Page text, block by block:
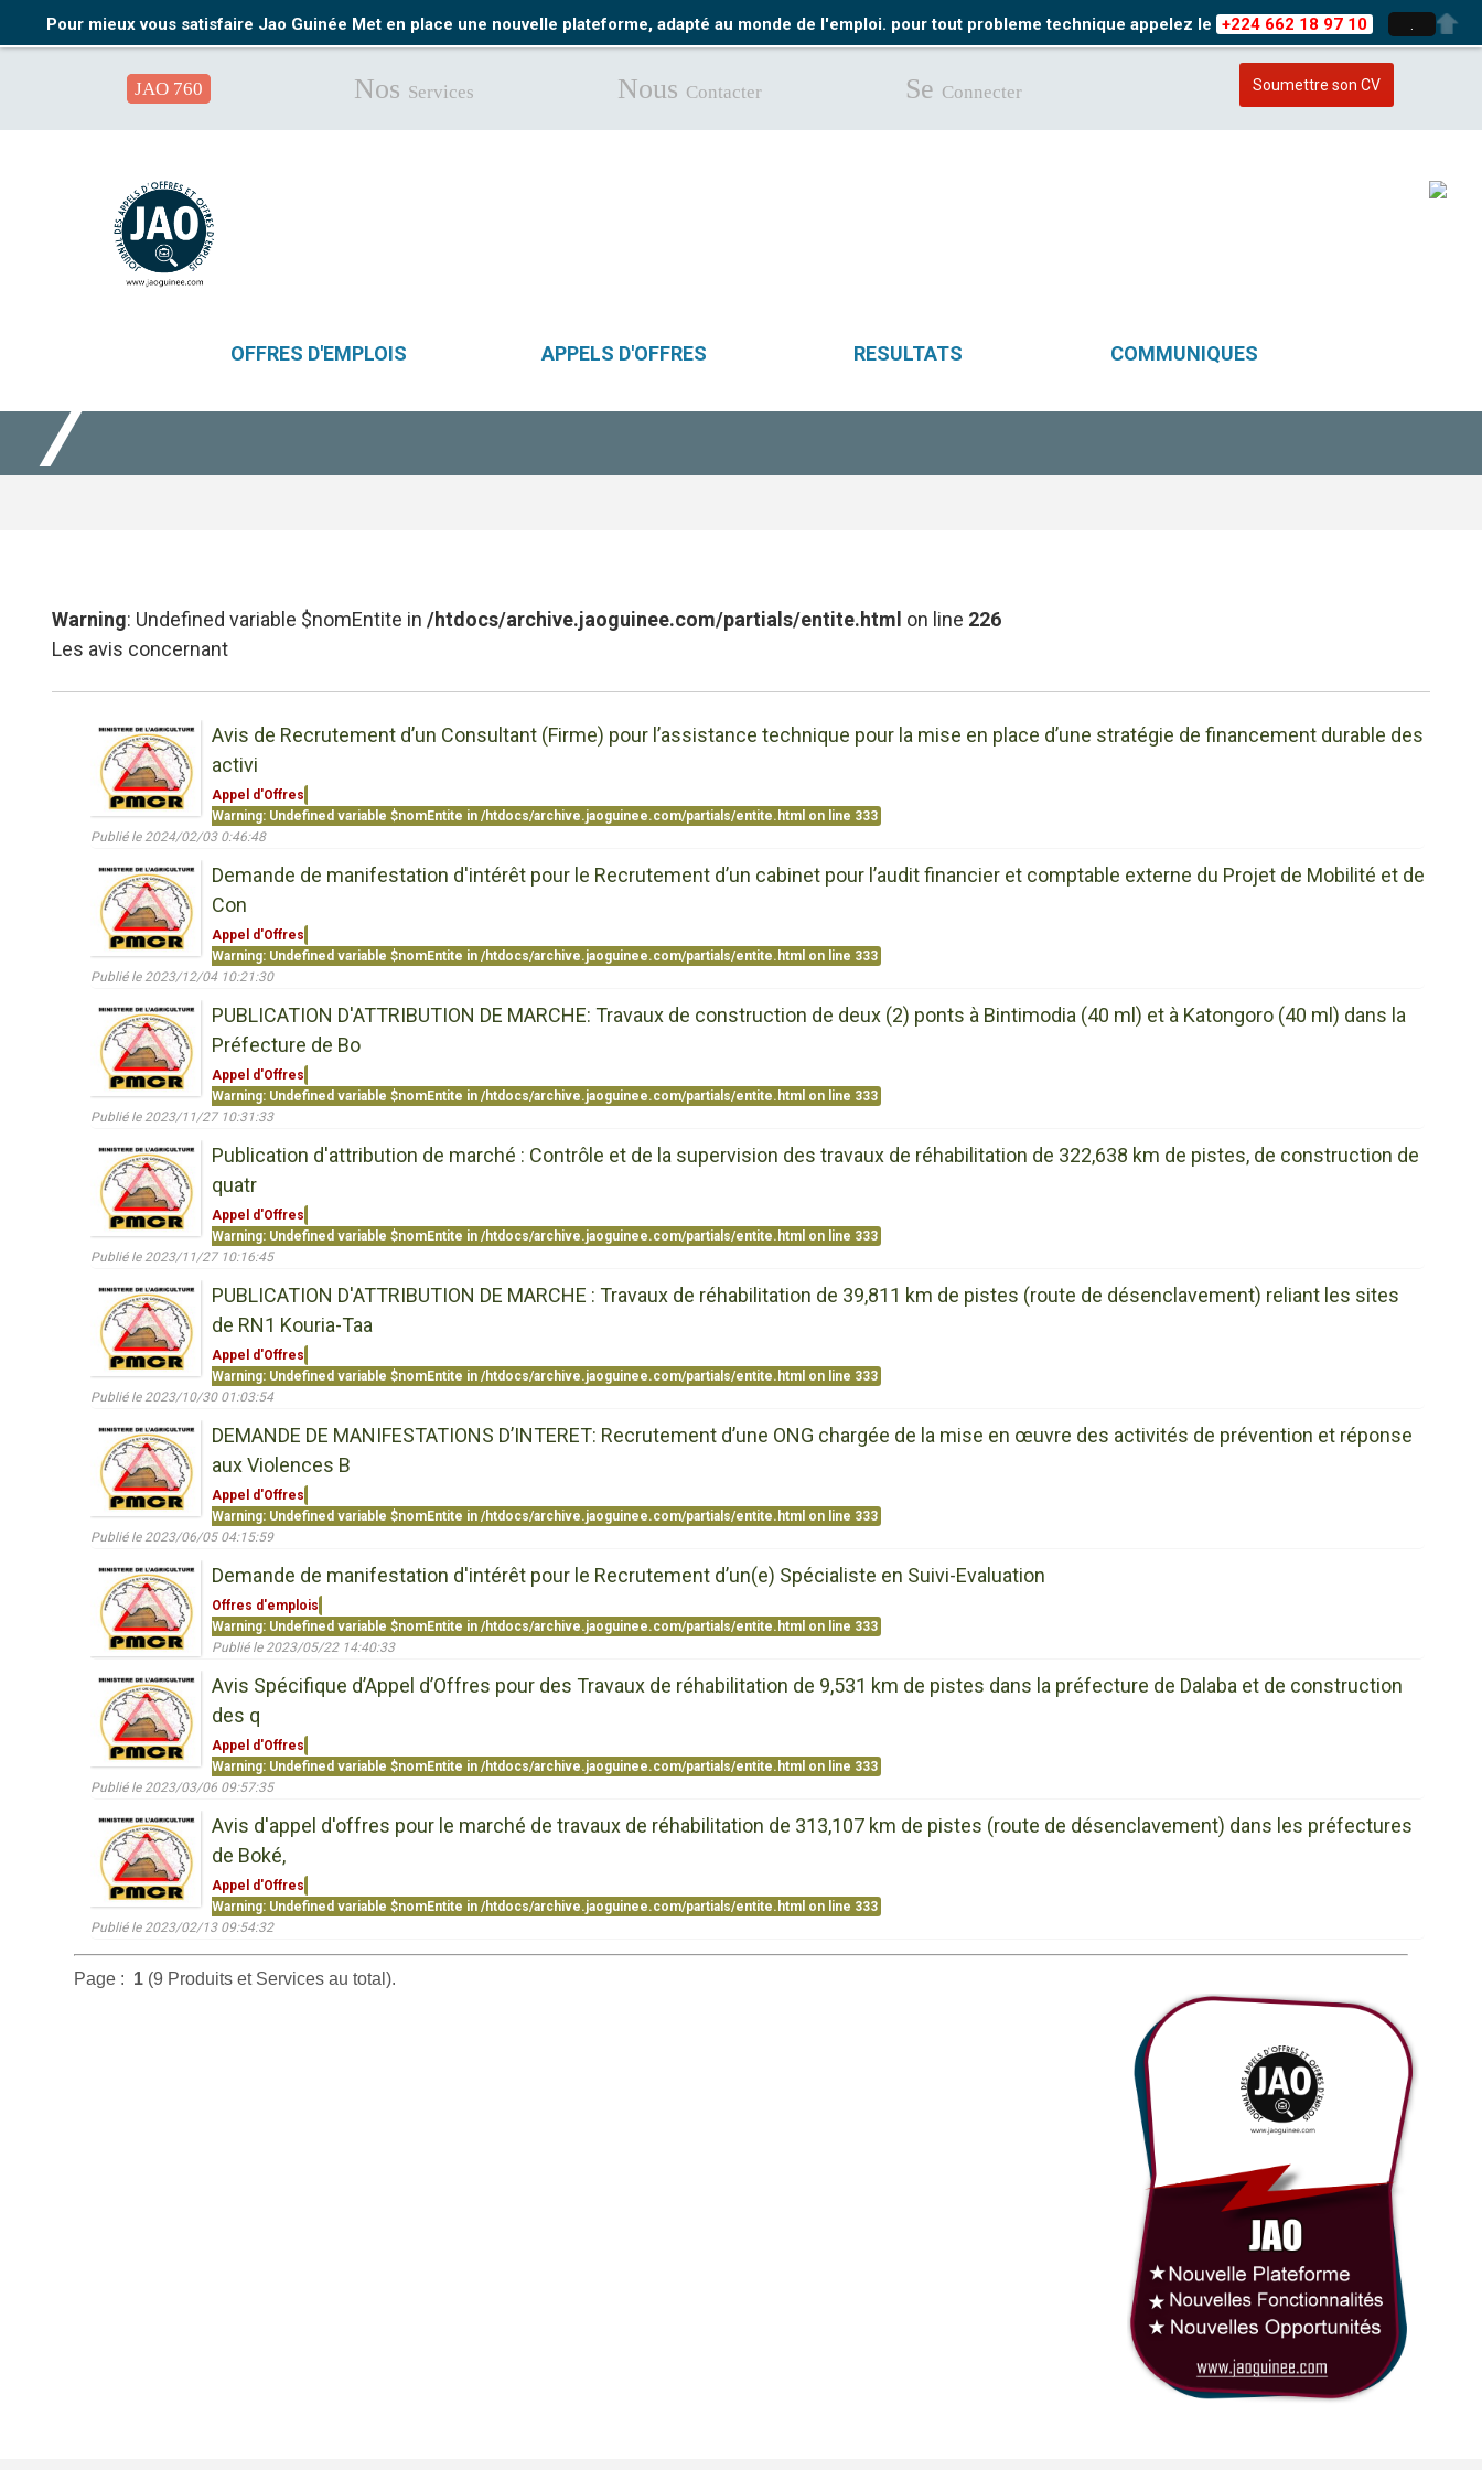
Pour mieux vous satisfaire Jao Guinée Met en place une nouvelle plateforme, adapté au monde de l'emploi. pour tout probleme technique appelez le +224 662 18 97 10
JAO 760 Nos Services Nous Contacter Se Connecter Soumettre son CV
OFFRES D'EMPLOIS APPELS D'OFFRES RESULTATS COMMUNIQUES
Warning: Undefined variable $nomEntite in /htdocs/archive.jaoguinee.com/partials/entite.html on line 226
Les avis concernant
Avis de Recrutement d’un Consultant (Firme) pour l’assistance technique pour la mise en place d’une stratégie de financement durable des
activi
Appel d'Offres
Warning: Undefined variable $nomEntite in /htdocs/archive.jaoguinee.com/partials/entite.html on line 333
Publié le 2024/02/03 0:46:48
Demande de manifestation d'intérêt pour le Recrutement d’un cabinet pour l’audit financier et comptable externe du Projet de Mobilité et de
Con
Appel d'Offres
Warning: Undefined variable $nomEntite in /htdocs/archive.jaoguinee.com/partials/entite.html on line 333
Publié le 2023/12/04 10:21:30
PUBLICATION D'ATTRIBUTION DE MARCHE: Travaux de construction de deux (2) ponts à Bintimodia (40 ml) et à Katongoro (40 ml) dans la
Préfecture de Bo
Appel d'Offres
Warning: Undefined variable $nomEntite in /htdocs/archive.jaoguinee.com/partials/entite.html on line 333
Publié le 2023/11/27 10:31:33
Publication d'attribution de marché : Contrôle et de la supervision des travaux de réhabilitation de 322,638 km de pistes, de construction de
quatr
Appel d'Offres
Warning: Undefined variable $nomEntite in /htdocs/archive.jaoguinee.com/partials/entite.html on line 333
Publié le 2023/11/27 10:16:45
PUBLICATION D'ATTRIBUTION DE MARCHE : Travaux de réhabilitation de 39,811 km de pistes (route de désenclavement) reliant les sites
de RN1 Kouria-Taa
Appel d'Offres
Warning: Undefined variable $nomEntite in /htdocs/archive.jaoguinee.com/partials/entite.html on line 333
Publié le 2023/10/30 01:03:54
DEMANDE DE MANIFESTATIONS D’INTERET: Recrutement d’une ONG chargée de la mise en œuvre des activités de prévention et réponse
aux Violences B
Appel d'Offres
Warning: Undefined variable $nomEntite in /htdocs/archive.jaoguinee.com/partials/entite.html on line 333
Publié le 2023/06/05 04:15:59
Demande de manifestation d'intérêt pour le Recrutement d’un(e) Spécialiste en Suivi-Evaluation
Offres d'emplois
Warning: Undefined variable $nomEntite in /htdocs/archive.jaoguinee.com/partials/entite.html on line 333
Publié le 2023/05/22 14:40:33
Avis Spécifique d’Appel d’Offres pour des Travaux de réhabilitation de 9,531 km de pistes dans la préfecture de Dalaba et de construction
des q
Appel d'Offres
Warning: Undefined variable $nomEntite in /htdocs/archive.jaoguinee.com/partials/entite.html on line 333
Publié le 2023/03/06 09:57:35
Avis d'appel d'offres pour le marché de travaux de réhabilitation de 313,107 km de pistes (route de désenclavement) dans les préfectures
de Boké,
Appel d'Offres
Warning: Undefined variable $nomEntite in /htdocs/archive.jaoguinee.com/partials/entite.html on line 333
Publié le 2023/02/13 09:54:32
Page : 1 (9 Produits et Services au total).